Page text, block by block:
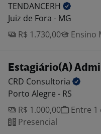
TENDANCERH
Juiz de Fora - MG
R$ 1.730,00
Ensino
Estagiário(A)
CRD Consultoria
Porto Alegre - RS
R$ 1.000,00
Entre 1
Presencial